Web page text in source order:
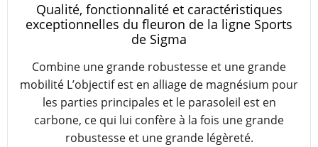
Qualité, fonctionnalité et caractéristiques
exceptionnelles du fleuron de la ligne Sports
de Sigma
Combine une grande robustesse et une grande
mobilité L’objectif est en alliage de magnésium pour
les parties principales et le parasoleil est en
carbone, ce qui lui confère à la fois une grande
robustesse et une grande légèreté.